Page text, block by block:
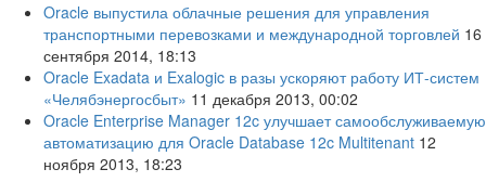
Oracle выпустила облачные решения для управления
транспортными перевозками и международной торговлей 16
сентября 2014, 18:13
Oracle Exadata и Exalogic в разы ускоряют работу ИТ-систем
«Челябэнергосбыт» 11 декабря 2013, 00:02
Oracle Enterprise Manager 12c улучшает самообслуживаемую
автоматизацию для Oracle Database 12c Multitenant 12
ноября 2013, 18:23